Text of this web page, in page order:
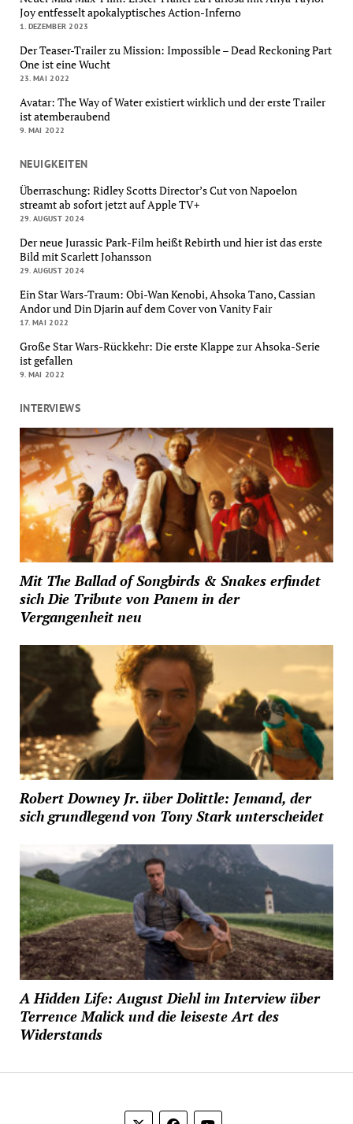
Joy entfesselt apokalyptisches Action-Inferno
1. DEZEMBER 2023
Der Teaser-Trailer zu Mission: Impossible – Dead Reckoning Part
One ist eine Wucht
23. MAI 2022
Avatar: The Way of Water existiert wirklich und der erste Trailer
ist atemberaubend
9. MAI 2022
NEUIGKEITEN
Überraschung: Ridley Scotts Director’s Cut von Napoelon
streamt ab sofort jetzt auf Apple TV+
29. AUGUST 2024
Der neue Jurassic Park-Film heißt Rebirth und hier ist das erste
Bild mit Scarlett Johansson
29. AUGUST 2024
Ein Star Wars-Traum: Obi-Wan Kenobi, Ahsoka Tano, Cassian
Andor und Din Djarin auf dem Cover von Vanity Fair
17. MAI 2022
Große Star Wars-Rückkehr: Die erste Klappe zur Ahsoka-Serie
ist gefallen
9. MAI 2022
INTERVIEWS
Mit The Ballad of Songbirds & Snakes erfindet
sich Die Tribute von Panem in der
Vergangenheit neu
Robert Downey Jr. über Dolittle: Jemand, der
sich grundlegend von Tony Stark unterscheidet
A Hidden Life: August Diehl im Interview über
Terrence Malick und die leiseste Art des
Widerstands